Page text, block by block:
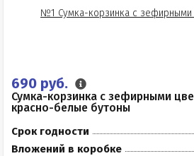
690 руб.
Сумка-корзинка с зефирными
красно-белые бутоны
Срок годности
Вложений в коробке